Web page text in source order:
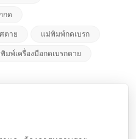
กด
ตาย แม่พิมพ์กดเบรก
มพ์เครื่องมือกดเบรกตาย